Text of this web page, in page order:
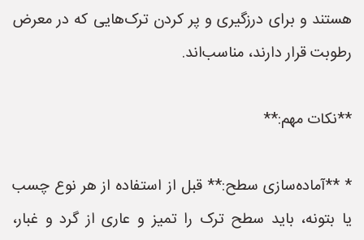
هستند و برای درزگیری و پر کردن ترک‌هایی که در معرض
رطوبت قرار دارند، مناسب‌اند.
**نکات مهم:**
* **آماده‌سازی سطح:** قبل از استفاده از هر نوع چسب
یا بتونه، باید سطح ترک را تمیز و عاری از گرد و غبار،